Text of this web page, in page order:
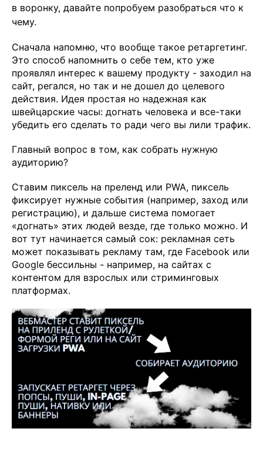
в воронку, давайте попробуем разобраться что к
чему.
Сначала напомню, что вообще такое ретаргетинг.
Это способ напомнить о себе тем, кто уже
проявлял интерес к вашему продукту - заходил на
сайт, регался, но так и не дошел до целевого
действия. Идея простая но надежная как
швейцарские часы: догнать человека и все-таки
убедить его сделать то ради чего вы лили трафик.
Главный вопрос в том, как собрать нужную
аудиторию?
Ставим пиксель на преленд или PWA, пиксель
фиксирует нужные события (например, заход или
регистрацию), и дальше система помогает
«догнать» этих людей везде, где только можно. И
вот тут начинается самый сок: рекламная сеть
может показывать рекламу там, где Facebook или
Google бессильны - например, на сайтах с
контентом для взрослых или стриминговых
платформах.